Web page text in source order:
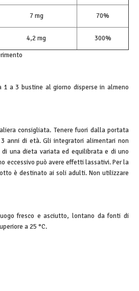
7 mg 70%
4,2 mg 300%
1 a 3 bustine al giorno disperse in almeno
consigliata. Tenere fuori dalla portata
anni di età. Gli integratori alimentari non
una dieta variata ed equilibrata e di uno
eccessivo può avere effetti lassativi. Per la
è destinato ai soli adulti. Non utilizzare
fresco e asciutto, lontano da fonti di
a 25 °C.